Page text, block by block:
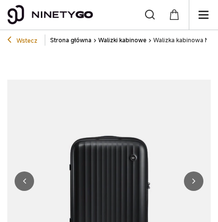
Wstecz Strona główna Walizki kabinowe Walizka kabinowa